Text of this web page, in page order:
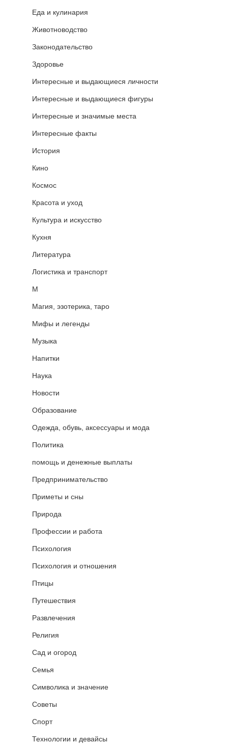
Еда и кулинария
Животноводство
Законодательство
Здоровье
Интересные и выдающиеся личности
Интересные и выдающиеся фигуры
Интересные и значимые места
Интересные факты
История
Кино
Космос
Красота и уход
Культура и искусство
Кухня
Литература
Логистика и транспорт
М
Магия, эзотерика, таро
Мифы и легенды
Музыка
Напитки
Наука
Новости
Образование
Одежда, обувь, аксессуары и мода
Политика
помощь и денежные выплаты
Предпринимательство
Приметы и сны
Природа
Профессии и работа
Психология
Психология и отношения
Птицы
Путешествия
Развлечения
Религия
Сад и огород
Семья
Символика и значение
Советы
Спорт
Технологии и девайсы